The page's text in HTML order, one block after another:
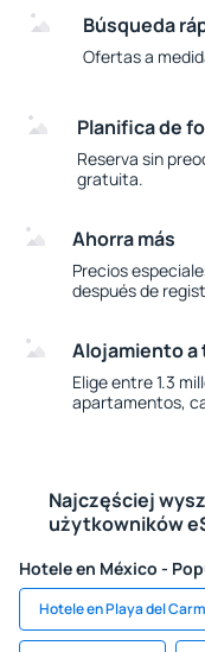
Búsqueda
Ofertas a
Planifica de
Reserva sin
gratuita.
Ahorra más
Precios
después de
Alojamiento
Elige entre 1.3
apartamentos,
Najczęściej
użytkowników
Hotele en México -
Hotele en Playa del